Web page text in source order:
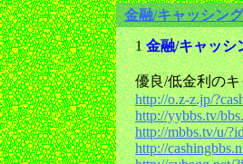
金融/キャッシン
1金融/キャッシ
優良/低金利の
http://o.z-z.jp/
http://yybbs.tv/
http://mbbs.tv/u/
http://